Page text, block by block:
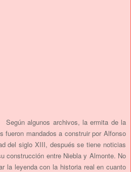
algunos archivos, la ermita de la
fueron mandados a construir por Alfonso
del siglo XIII, después se tiene noticias
construcción entre Niebla y Almonte. No
la leyenda con la historia real en cuanto